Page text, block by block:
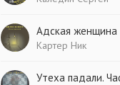
Адская женщина
Картер Ник
Утеха падали.